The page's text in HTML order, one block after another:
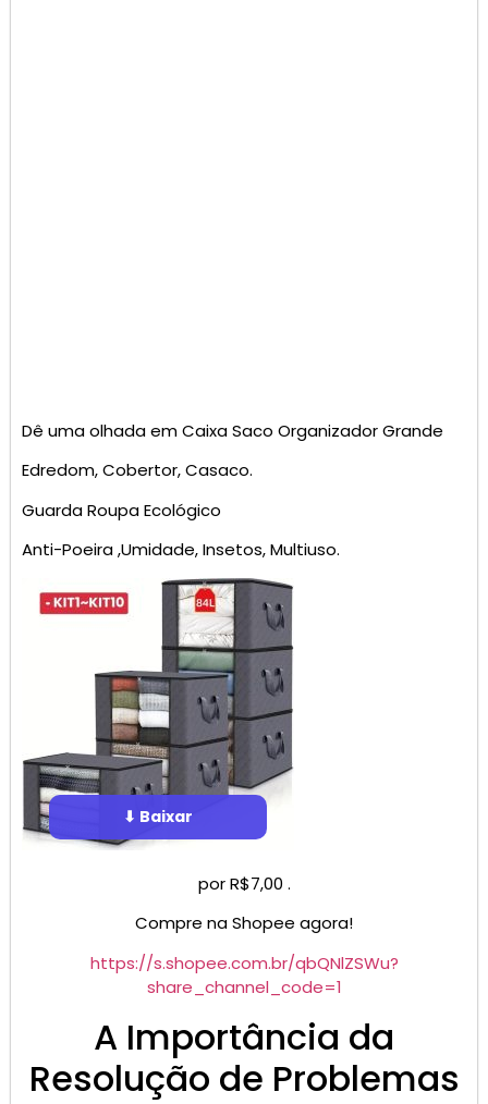
Dê uma olhada em Caixa Saco Organizador Grande
Edredom, Cobertor, Casaco.
Guarda Roupa Ecológico
Anti-Poeira ,Umidade, Insetos, Multiuso.
⬇ Baixar
por R$7,00 .
Compre na Shopee agora!
https://s.shopee.com.br/qbQNlZSWu?
share_channel_code=1
A Importância da
Resolução de Problemas